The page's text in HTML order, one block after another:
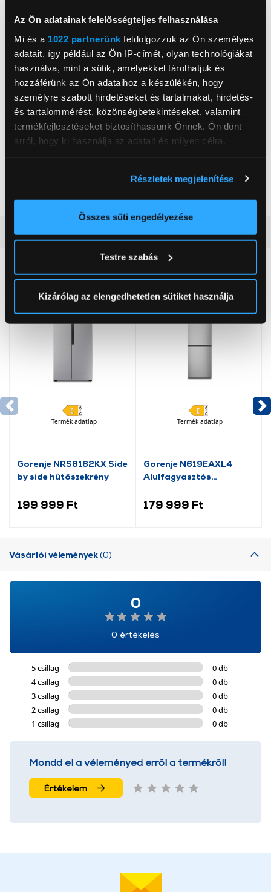
Az Ön adatainak felelősségteljes felhasználása
Mi és a 1022 partnerünk feldolgozzuk az Ön személyes
adatait, így például az Ön IP-címét, olyan technológiákat
használva, mint a sütik, amelyekkel tárolhatjuk és
hozzáférünk az Ön adataihoz a készülékén, hogy
személyre szabott hirdetéseket és tartalmakat, hirdetés-
és tartalommérést, közönségbetekintéseket, valamint
termékfejlesztéseket biztosíthassunk Önnek. Ön dönt
arról, hogy ki használja az adatait és milyen célra.
elhelyezkedéséről pár méteres pontossággal
Az Ön készülékén beazonosítása annak konkrét
módjairól és adja meg preferenciáit aRészletek
pontban. Bármikor módosíthatja vagy visszavonhatja a
Sütinyilatkozathoz való hozzájárulását.
cookie-k személyazonosítására nem alkalmasak,
használatával Ön elfogadja a cookie-k használatát.
Részletek megjelenítése
Összes süti engedélyezése
Testre szabás
Kizárólag az elengedhetetlen sütiket használja
USB portok száma
2 db
HDMI csatlakozók száma
4 db
Magasság
71 cm
Szélesség
112,9 cm
Igen
Részletes ismertető
Neked ajánljuk
Termék adatlap
Gorenje NRS8182KX Side
by side hűtőszekrény
199 999 Ft
Termék adatlap
Gorenje N619EAXL4
Alulfagyasztós
179 999 Ft
Vásárlói vélemények(0)
0
0 értékelés
5 csillag
0 db
4 csillag
0 db
3 csillag
0 db
2 csillag
0 db
1 csillag
0 db
Mondd el a véleményed erről a termékről!
Értékelem